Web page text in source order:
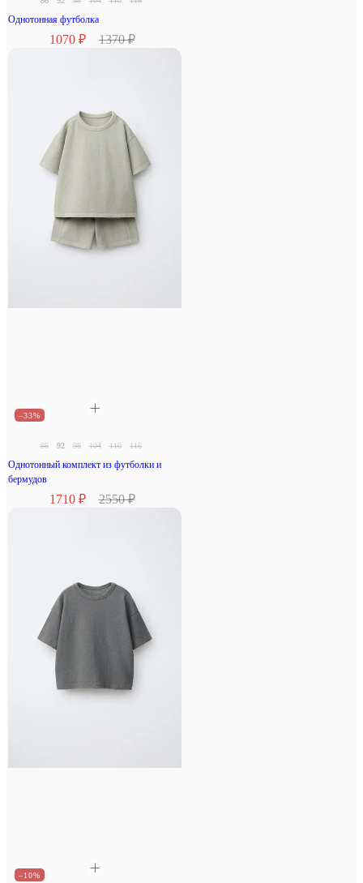
Однотонная футболка
1070 ₽ 1370 ₽
–33%
86 92 98 104 110 116
Однотонный комплект из футболки и
бермудов
1710 ₽ 2550 ₽
–10%